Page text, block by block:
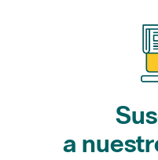
a